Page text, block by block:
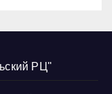
РЦ"